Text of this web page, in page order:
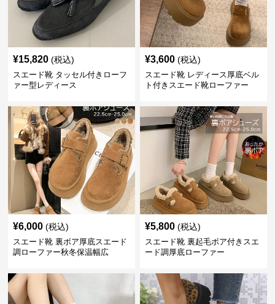
¥15,820 (税込)
スエード靴 タッセル付きローフ
ァー型レディース
¥3,600 (税込)
スエード靴 レディース厚底ベル
ト付きスエード靴ローファー
¥6,000 (税込)
スエード靴 裏ボア厚底スエード
調ローファー秋冬保温幅広
¥5,800 (税込)
スエード靴 裏起毛ボア付きスエ
ード調厚底ローファー